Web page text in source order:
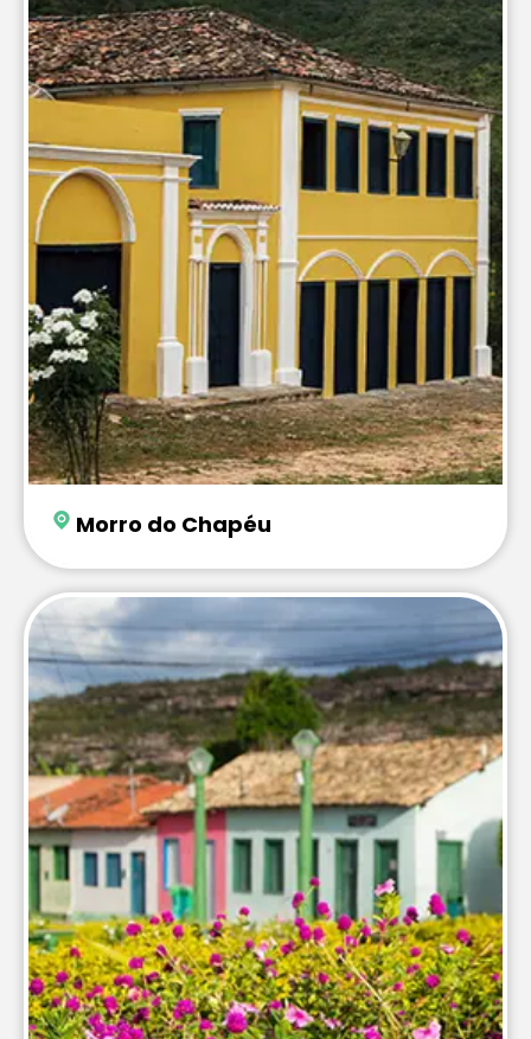
Morro do Chapéu